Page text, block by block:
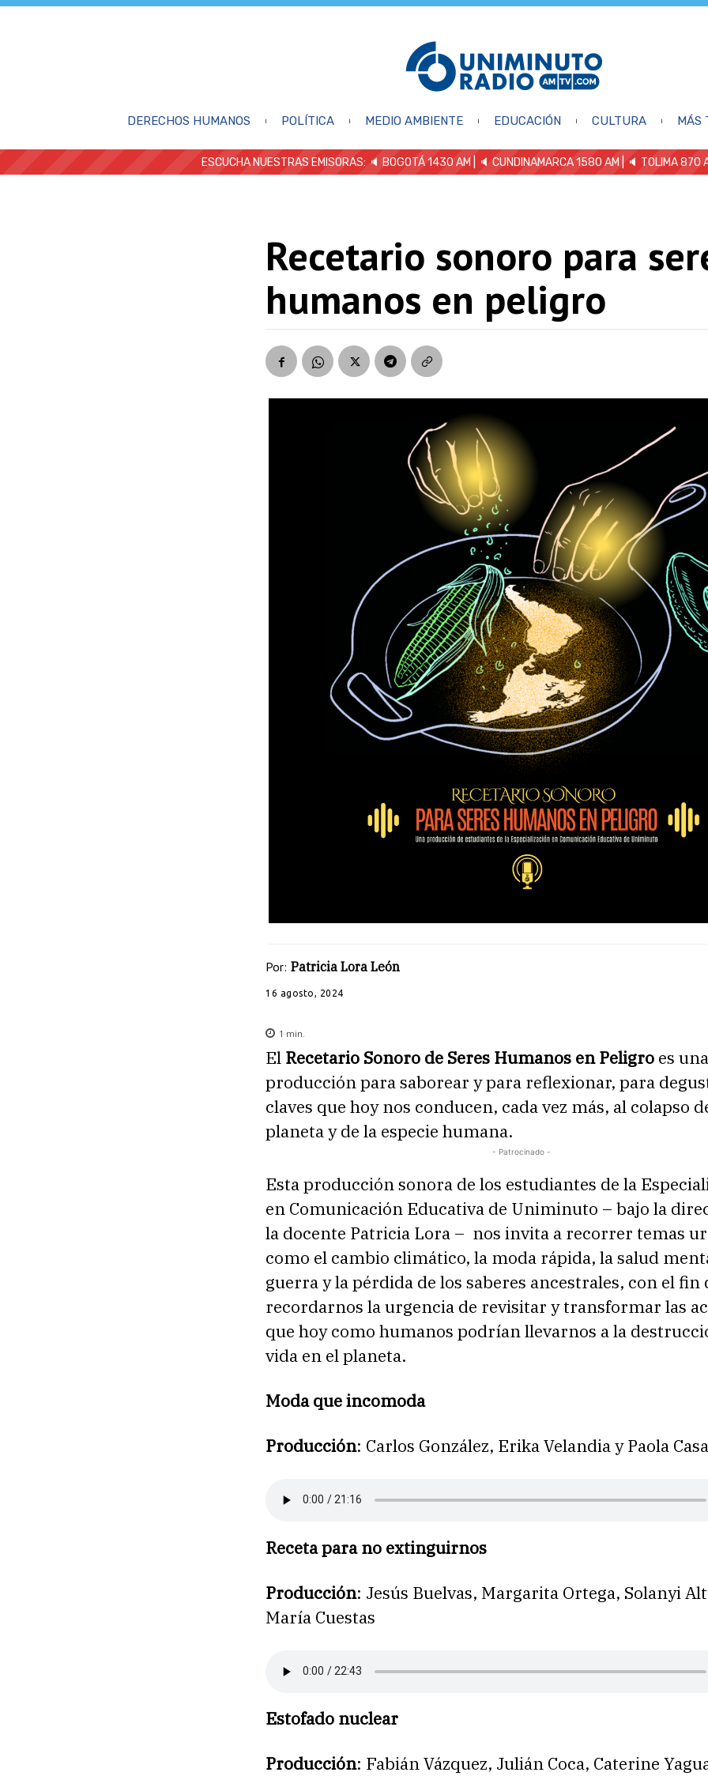
DERECHOS HUMANOS POLÍTICA MEDIO AMBIENTE EDUCACIÓN CULTURA MÁS
ESCUCHA NUESTRAS EMISORAS: 🔈 BOGOTÁ 1430 AM | 🔈 CUNDINAMARCA 1580 AM | 🔈 TOLIMA 870
Recetario sonoro para
humanos en peligro
Por: Patricia Lora León
16 agosto, 2024
1 min.
El Recetario Sonoro de Seres Humanos en Peligro es una
producción para saborear y para reflexionar, para
claves que hoy nos conducen, cada vez más, al colapso
planeta y de la especie humana.
- Patrocinado -
Esta producción sonora de los estudiantes de la
en Comunicación Educativa de Uniminuto – bajo la
la docente Patricia Lora – nos invita a recorrer temas
como el cambio climático, la moda rápida, la salud
guerra y la pérdida de los saberes ancestrales, con el fin
recordarnos la urgencia de revisitar y transformar las
que hoy como humanos podrían llevarnos a la
vida en el planeta.
Moda que incomoda
Producción: Carlos González, Erika Velandia y Paola
Receta para no extinguirnos
Producción: Jesús Buelvas, Margarita Ortega, Solanyi
María Cuestas
Estofado nuclear
Producción: Fabián Vázquez, Julián Coca, Caterine